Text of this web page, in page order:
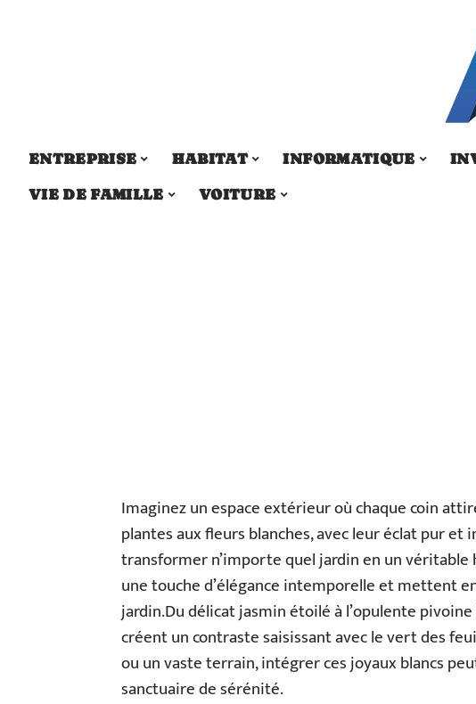
ENTREPRISE HABITAT INFORMATIQUE
VIE DE FAMILLE
VOITURE
Imaginez un espace extérieur où chaque coin
plantes aux fleurs blanches, avec leur éclat pur et
transformer n’importe quel jardin en un
une touche d’élégance intemporelle et mettent
jardin.Du délicat jasmin étoilé à l’opulente
créent un contraste saisissant avec le vert des
ou un vaste terrain, intégrer ces joyaux blancs
sanctuaire de sérénité.